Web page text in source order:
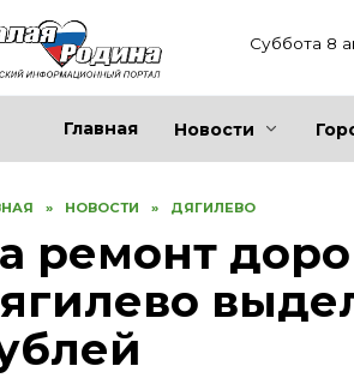
Суббота 8
Главная Новости
» НОВОСТИ » ДЯГИЛЕВО
ремонт